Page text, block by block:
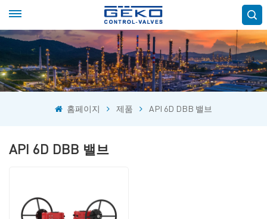
홈페이지 제품 API 6D DBB 밸브
API 6D DBB 밸브